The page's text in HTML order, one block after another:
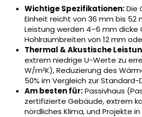
Wichtige Spezifikationen:Die
Einheit reicht von 36 mm bis 52
Leistung werden 4–6 mm dicke
Hohlraumbreiten von 12 mm
Thermal & Akustische
extrem niedrige U-Werte zu
W/m²K), Reduzierung des
50% im Vergleich zur
Am besten für:Passivhaus
zertifizierte Gebäude, extrem
nördliches Klima, und Projekte